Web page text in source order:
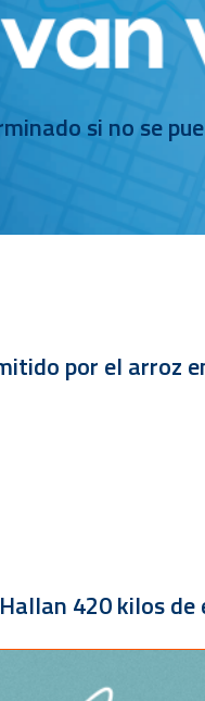
si no se
por el arroz
420 kilos